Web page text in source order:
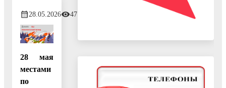
28.05.2026 47
28 мая
местами
по